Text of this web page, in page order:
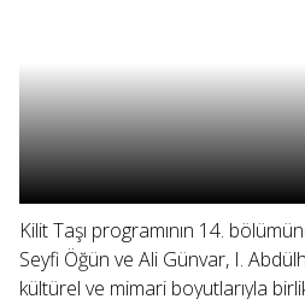
Kilit Taşı programının 14.
Seyfi Öğün ve Ali Günvar, I.
kültürel ve mimari boyutlarıyla